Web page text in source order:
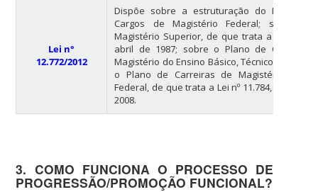
Lei n°
12.772/2012
Dispõe sobre a estruturação do Plano de
Cargos de Magistério Federal; sobre a
Magistério Superior, de que trata a Lei nº
abril de 1987; sobre o Plano de Carreira
Magistério do Ensino Básico, Técnico e
o Plano de Carreiras de Magistério do
Federal, de que trata a Lei nº 11.784, de 22
2008.
3. COMO FUNCIONA O PROCESSO DE
PROGRESSÃO/PROMOÇÃO FUNCIONAL?